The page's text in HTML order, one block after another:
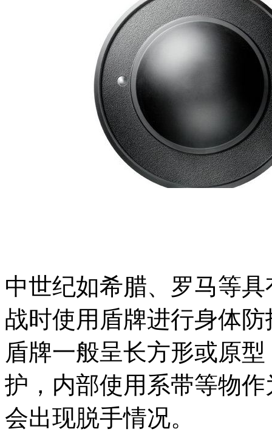
中世纪如希腊、罗马等
战时使用盾牌进行身体
盾牌一般呈长方形或原
护，内部使用系带等物
会出现脱手情况。